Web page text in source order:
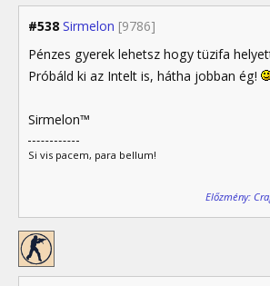
#538 Sirmelon [9786]
Pénzes gyerek lehetsz hogy tüzifa
Próbáld ki az Intelt is, hátha jobban ég!
Sirmelon™
Si vis pacem, para bellum!
Előzmény: